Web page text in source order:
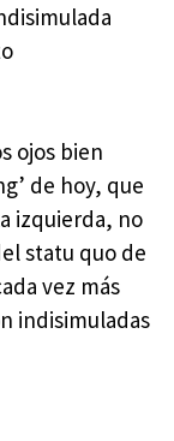
ojos bien
de hoy, que
izquierda, no
statu quo de
vez más
indisimuladas